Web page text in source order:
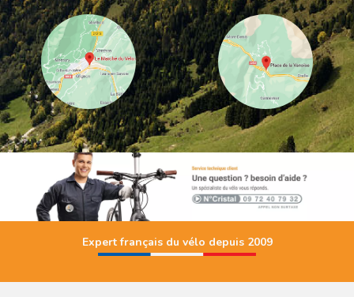
Expert français du vélo depuis 2009